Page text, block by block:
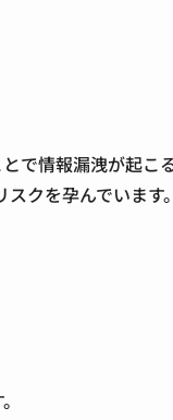
で情報漏洩が起こる
クを孕んでいます。